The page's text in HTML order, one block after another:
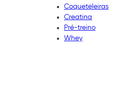
Coqueteleiras
Creatina
Pré-treino
Whey